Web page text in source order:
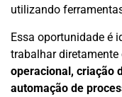
utilizando
Essa oportunidade é
trabalhar diretamente
operacional, criação
automação de